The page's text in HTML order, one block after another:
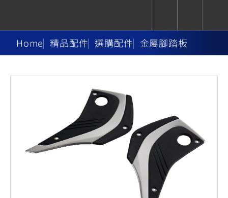
Hyper
Naked
550+
MT-
09
MT-
09
550+
XSR
700
550+
Sport FashionAdventure
550+
CYGNUS
XR
Limi
125
Vinoora
BW'S
125
PW50
50
Z /
Zii
CUXiE
追蹤愛車
我的愛車 瀏覽紀錄
Home 精品配件 選購配件 金屬腳踏板